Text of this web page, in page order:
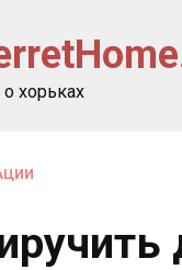
о хорьках